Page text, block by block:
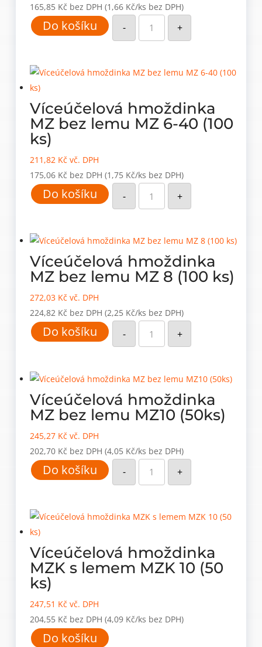
165,85 Kč bez DPH (1,66 Kč/ks bez DPH)
Do košíku -
Víceúčelová
hmoždinka
bez
6
(100
+
Víceúčelová hmoždinka
MZ bez lemu MZ 6-40 (100
ks)
211,82 Kč vč. DPH
175,06 Kč bez DPH (1,75 Kč/ks bez DPH)
Do košíku -
Víceúčelová
hmoždinka
bez
6-
40
ks)
množství
+
Víceúčelová hmoždinka
MZ bez lemu MZ 8 (100 ks)
272,03 Kč vč. DPH
224,82 Kč bez DPH (2,25 Kč/ks bez DPH)
Do košíku -
Víceúčelová
hmoždinka
bez
(100
množství
+
Víceúčelová hmoždinka
MZ bez lemu MZ10 (50ks)
245,27 Kč vč. DPH
202,70 Kč bez DPH (4,05 Kč/ks bez DPH)
Do košíku -
Víceúčelová
hmoždinka
bez
(50ks)
množství
+
Víceúčelová hmoždinka
MZK s lemem MZK 10 (50
ks)
247,51 Kč vč. DPH
204,55 Kč bez DPH (4,09 Kč/ks bez DPH)
Do košíku